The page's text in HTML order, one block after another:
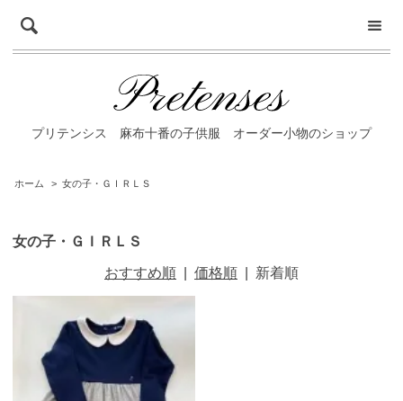
プリテンシス 麻布十番の子供服 オーダー小物のショップ
ホーム > 女の子・ＧＩＲＬＳ
女の子・ＧＩＲＬＳ
おすすめ順 価格順 新着順